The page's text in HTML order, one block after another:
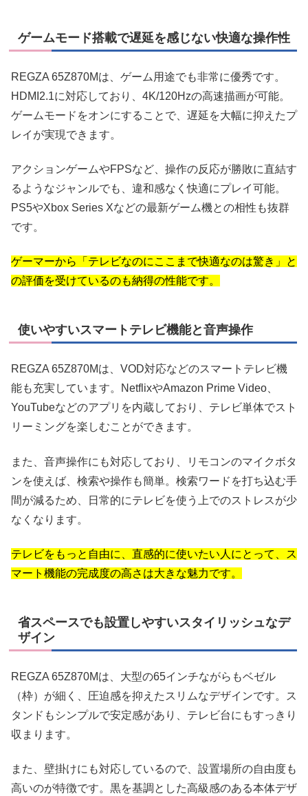
ゲームモード搭載で遅延を感じない快適な操作性
REGZA 65Z870Mは、ゲーム用途でも非常に優秀です。
HDMI2.1に対応しており、4K/120Hzの高速描画が可能。
ゲームモードをオンにすることで、遅延を大幅に抑えたプ
レイが実現できます。
アクションゲームやFPSなど、操作の反応が勝敗に直結す
るようなジャンルでも、違和感なく快適にプレイ可能。
PS5やXbox Series Xなどの最新ゲーム機との相性も抜群
です。
ゲーマーから「テレビなのにここまで快適なのは驚き」と
の評価を受けているのも納得の性能です。
使いやすいスマートテレビ機能と音声操作
REGZA 65Z870Mは、VOD対応などのスマートテレビ機
能も充実しています。NetflixやAmazon Prime Video、
YouTubeなどのアプリを内蔵しており、テレビ単体でスト
リーミングを楽しむことができます。
また、音声操作にも対応しており、リモコンのマイクボタ
ンを使えば、検索や操作も簡単。検索ワードを打ち込む手
間が減るため、日常的にテレビを使う上でのストレスが少
なくなります。
テレビをもっと自由に、直感的に使いたい人にとって、ス
マート機能の完成度の高さは大きな魅力です。
省スペースでも設置しやすいスタイリッシュなデ
ザイン
REGZA 65Z870Mは、大型の65インチながらもベゼル
（枠）が細く、圧迫感を抑えたスリムなデザインです。ス
タンドもシンプルで安定感があり、テレビ台にもすっきり
収まります。
また、壁掛けにも対応しているので、設置場所の自由度も
高いのが特徴です。黒を基調とした高級感のある本体デザ